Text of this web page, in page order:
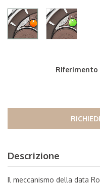
Stainless Steel / Orange
Stainless
Riferimento
Descrizione
Il meccanismo della data